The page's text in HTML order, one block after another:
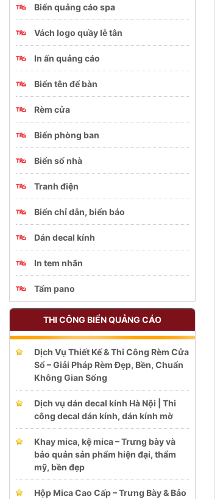
Biển quảng cáo spa
Vách logo quầy lễ tân
In ấn quảng cáo
Biển tên để bàn
Rèm cửa
Biển phòng ban
Biển số nhà
Tranh điện
Biển chỉ dẫn, biển báo
Dán decal kính
In tem nhãn
Tấm pano
THI CÔNG BIỂN QUẢNG CÁO
Dịch Vụ Thiết Kế & Thi Công Rèm Cửa
Sổ – Giải Pháp Rèm Đẹp, Bền, Chuẩn
Không Gian Sống
Dịch vụ dán decal kính Hà Nội | Thi
công decal dán kính, dán kính mờ
Khay mica, kệ mica – Trưng bày và
bảo quản sản phẩm hiện đại, thẩm
mỹ, bền đẹp
Hộp Mica Cao Cấp – Trưng Bày & Bảo